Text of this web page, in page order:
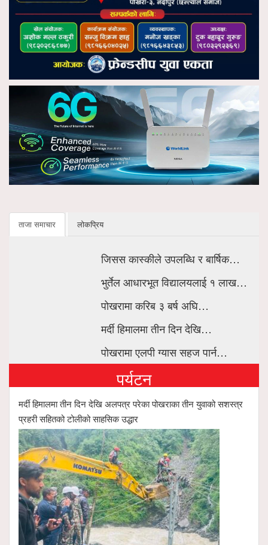
ताजा समाचार लोकप्रिय
जिसस कास्कीले उपलब्धि र बार्षिक…
भुर्तेल आधारभूत विद्यालयलाई १ लाख…
पोखरामा करिब ३ बर्ष अघि…
मर्दी हिमालमा तीन दिन देखि…
पोखरामा एलपी ग्यास सहज पार्न…
पर्यटन
मर्दी हिमालमा तीन दिन देखि अलपत्र परेका पोखराका तीन युवाको सशस्त्र
प्रहरी सहितको टोलीको साहसिक उद्धार